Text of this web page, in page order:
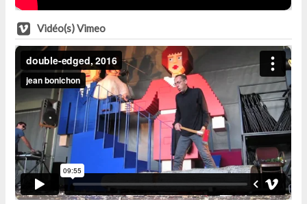
Vidéo(s) Vimeo